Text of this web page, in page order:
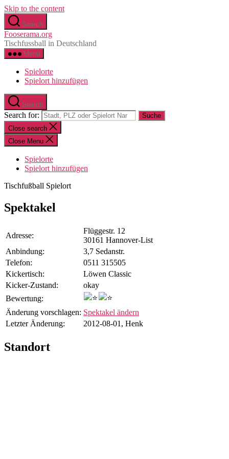
Skip to the content
Search
Fooserama.org
Tischfussball in Deutschland
Menu
Spielorte
Spielort hinzufügen
Search
Search for:
Close search
Close Menu
Spielorte
Spielort hinzufügen
Tischfußball Spielort
Spektakel
Adresse:
Flüggestr. 12
30161 Hannover-List
Anbindung:
3,7 Sedanstr.
Telefon:
0511 315505
Kicker­tisch:
Löwen Classic
Kicker-Zustand:
okay
Bewertung:
Änderung vorschlagen: Spektakel ändern
Letzter Änderung:
2012-08-01, Henk
Standort